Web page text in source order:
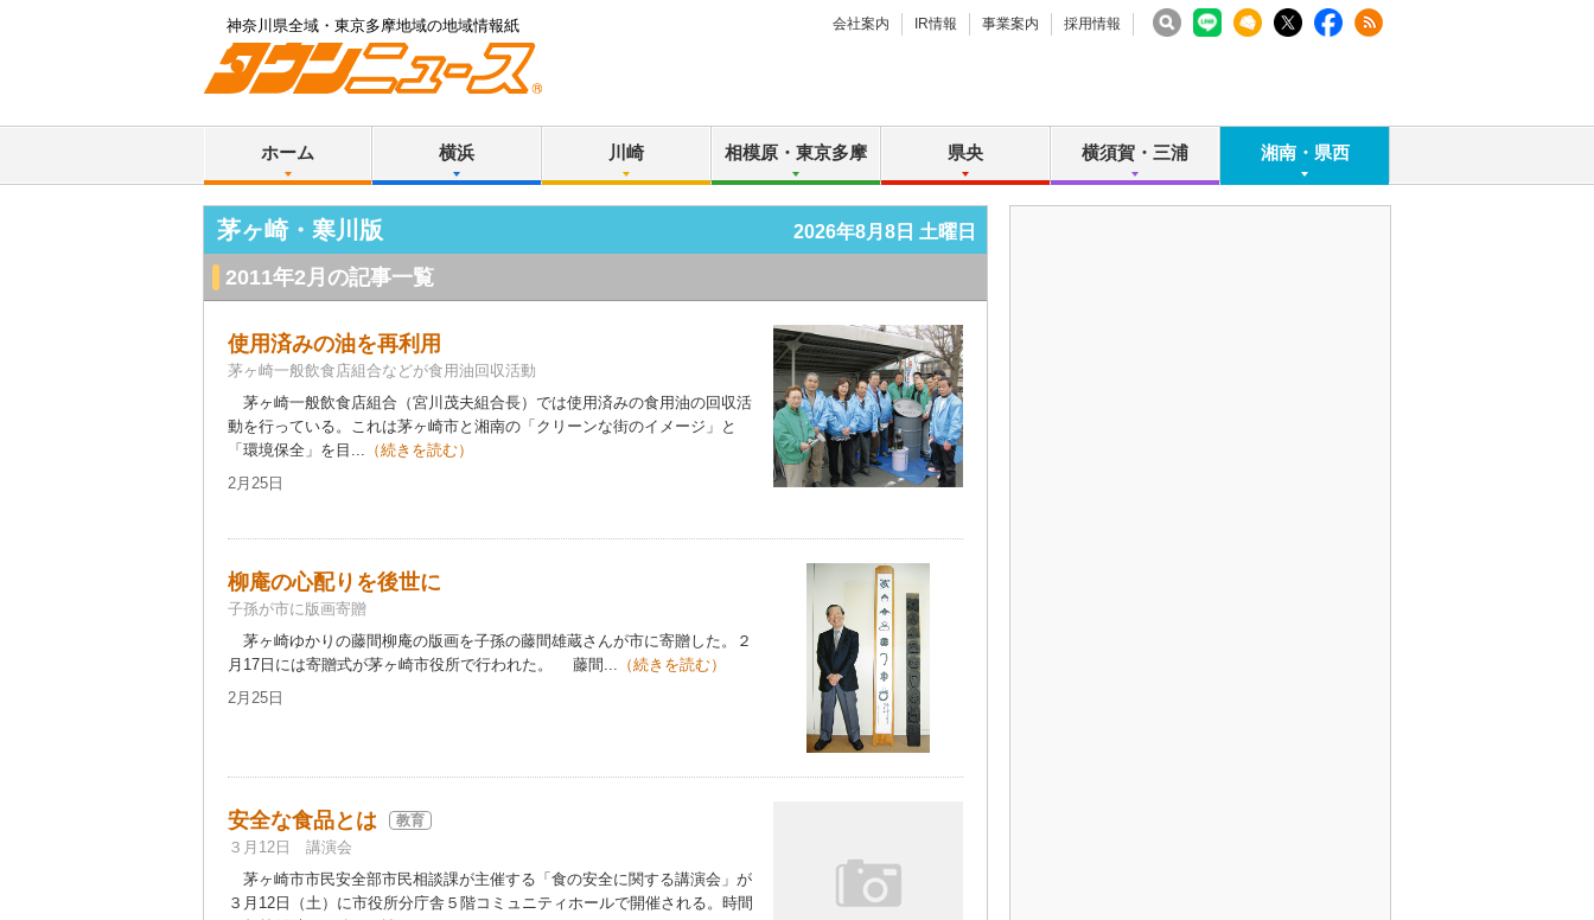
神奈川県全域・東京多摩地域の地域情報紙 会社案内 IR情報 事業案内 採用情報
ホーム 横浜 川崎 相模原・東京多摩 県央 横須賀・三浦 湘南・県西
茅ヶ崎・寒川版 2026年8月8日 土曜日
2011年2月の記事一覧
使用済みの油を再利用
茅ヶ崎一般飲食店組合などが食用油回収活動
茅ヶ崎一般飲食店組合（宮川茂夫組合長）では使用済みの食用油の回収活
動を行っている。これは茅ヶ崎市と湘南の「クリーンな街のイメージ」と
「環境保全」を目... （続きを読む）
2月25日
柳庵の心配りを後世に
子孫が市に版画寄贈
茅ヶ崎ゆかりの藤間柳庵の版画を子孫の藤間雄蔵さんが市に寄贈した。２
月17日には寄贈式が茅ヶ崎市役所で行われた。 藤間... （続きを読む）
2月25日
安全な食品とは 教育
３月12日 講演会
茅ヶ崎市市民安全部市民相談課が主催する「食の安全に関する講演会」が
３月12日（土）に市役所分庁舎５階コミュニティホールで開催される。時間